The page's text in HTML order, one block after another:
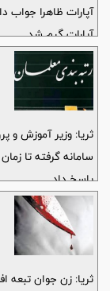
آپارات ظاهرا جواب
آپارات گیم شد.
ثریا: وزیر آموزش و
سامانه گرفته تا
پاسخ داد.
ثریا: زن جوان